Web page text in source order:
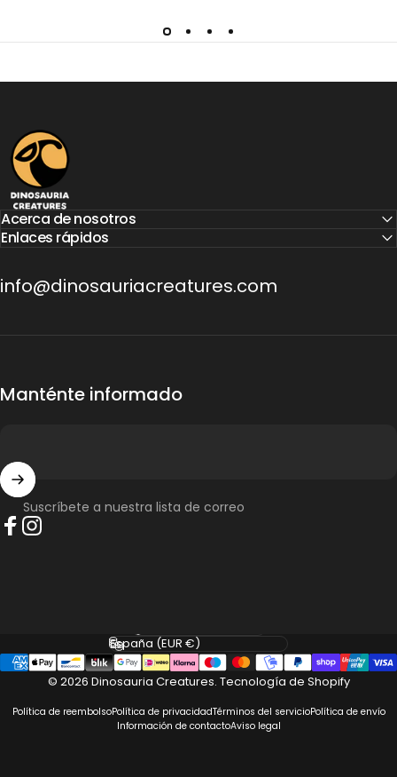
Dinosauria Creatures
Acerca de nosotros
Enlaces rápidos
info@dinosauriacreatures.com
Manténte informado
Suscríbete a nuestra lista de correo
© 2026 Dinosauria Creatures. Tecnología de Shopify
Política de reembolsoPolítica de privacidadTérminos del servicioPolítica de envío
Información de contactoAviso legal
Idioma
País/región